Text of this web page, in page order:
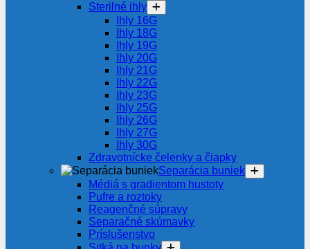
Sterilné ihly
Ihly 16G
Ihly 18G
Ihly 19G
Ihly 20G
Ihly 21G
Ihly 22G
Ihly 23G
Ihly 25G
Ihly 26G
Ihly 27G
Ihly 30G
Zdravotnícke čelenky a čiapky
Separácia buniek
Médiá s gradientom hustoty
Pufre a roztoky
Reagenčné súpravy
Separačné skúmavky
Príslušenstvo